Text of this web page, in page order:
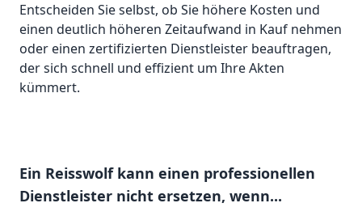
Entscheiden Sie selbst, ob Sie höhere Kosten und
einen deutlich höheren Zeitaufwand in Kauf nehmen
oder einen zertifizierten Dienstleister beauftragen,
der sich schnell und effizient um Ihre Akten
kümmert.
Ein Reisswolf kann einen professionellen
Dienstleister nicht ersetzen, wenn...